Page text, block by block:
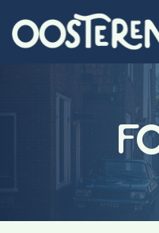
Skip to main